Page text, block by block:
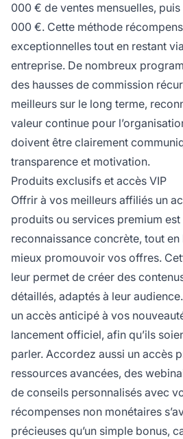
000 € de ventes mensuelles,
000 €. Cette méthode
exceptionnelles tout en restant
entreprise. De nombreux
des hausses de commission
meilleurs sur le long terme,
valeur continue pour
doivent être clairement
transparence et motivation.
Produits exclusifs et accès VIP
Offrir à vos meilleurs affiliés un
produits ou services premium
reconnaissance concrète, tout
mieux promouvoir vos offres.
leur permet de créer des
détaillés, adaptés à leur
un accès anticipé à vos
lancement officiel, afin qu’ils
parler. Accordez aussi un accès
ressources avancées, des
de conseils personnalisés avec
récompenses non monétaires
précieuses qu’un simple bonus,